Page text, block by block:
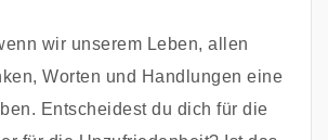
wir unserem Leben, allen
Worten und Handlungen eine
Entscheidest du dich für die